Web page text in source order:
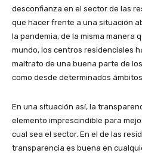
desconfianza en el sector de las
que hacer frente a una situación
la pandemia, de la misma manera
mundo, los centros residenciales
maltrato de una buena parte de
como desde determinados
En una situación así, la
elemento imprescindible para
cual sea el sector. En el de las
transparencia es buena en